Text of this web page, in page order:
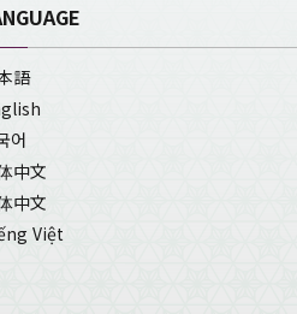
語
어
中文
中文
Việt